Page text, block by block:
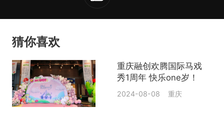
猜你喜欢
重庆融创欢腾国际马戏
秀1周年 快乐one岁！
2024-08-08 重庆